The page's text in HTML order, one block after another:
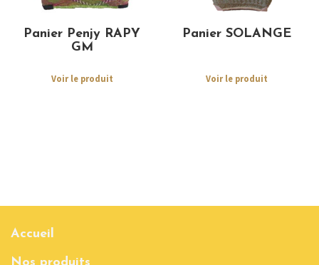
Panier Penjy RAPY
GM
Voir le produit
Panier SOLANGE
Voir le produit
Accueil